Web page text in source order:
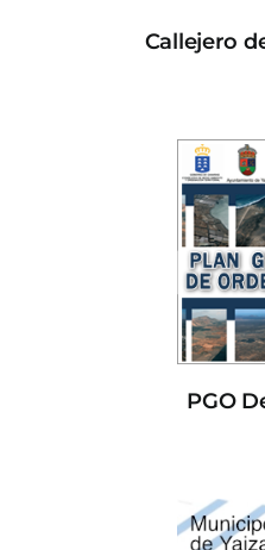
Callejero
PGO